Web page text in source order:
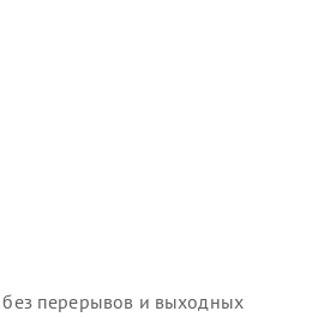
перерывов и выходных